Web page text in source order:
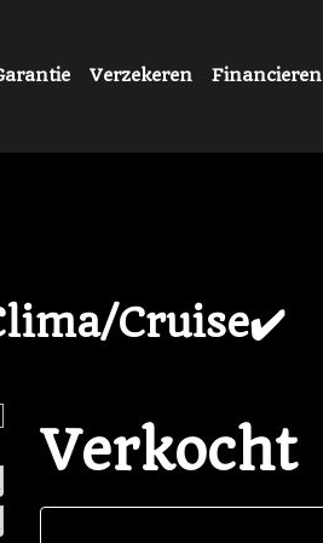
Verzekeren Financieren
Cruise✔️
Verkocht